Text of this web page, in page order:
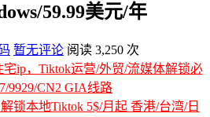
59.99美元/年
暂无评论 阅读 3,250 次
宅ip，Tiktok运营/外贸/流媒体解锁必
9929/CN2 GIA线路
锁本地Tiktok 5$/月起 香港/台湾/日